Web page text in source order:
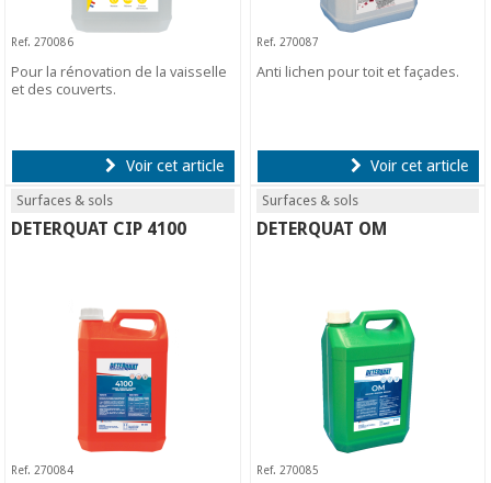
Ref. 270086
Pour la rénovation de la vaisselle
et des couverts.
Voir cet article
Ref. 270087
Anti lichen pour toit et façades.
Voir cet article
Surfaces & sols
DETERQUAT CIP 4100
Ref. 270084
Surfaces & sols
DETERQUAT OM
Ref. 270085